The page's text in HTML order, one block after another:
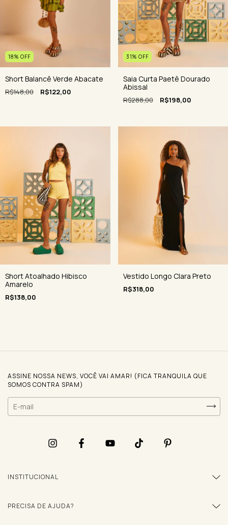
18% OFF
Short Balancê Verde Abacate
R$148,00 R$122,00
31% OFF
Saia Curta Paetê Dourado
Abissal
R$288,00 R$198,00
Short Atoalhado Hibisco
Amarelo
R$138,00
Vestido Longo Clara Preto
R$318,00
ASSINE NOSSA NEWS, VOCÊ VAI AMAR! (FICA TRANQUILA QUE
SOMOS CONTRA SPAM)
INSTITUCIONAL
PRECISA DE AJUDA?